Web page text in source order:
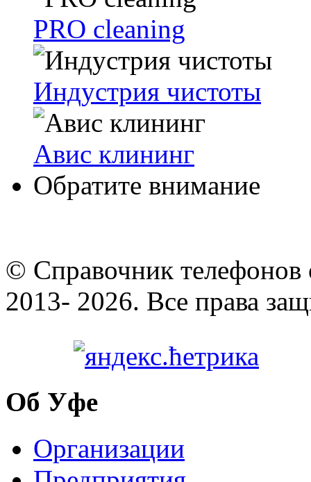
PRO cleaning
Индустрия чистоты
Авис клининг
Обратите внимание
© Cправочник телефонов
2013- 2026. Все права
Об Уфе
Организации